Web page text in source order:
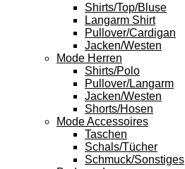
Shirts/Top/Bluse
Langarm Shirt
Pullover/Cardigan
Jacken/Westen
Mode Herren
Shirts/Polo
Pullover/Langarm
Jacken/Westen
Shorts/Hosen
Mode Accessoires
Taschen
Schals/Tücher
Schmuck/Sonstiges